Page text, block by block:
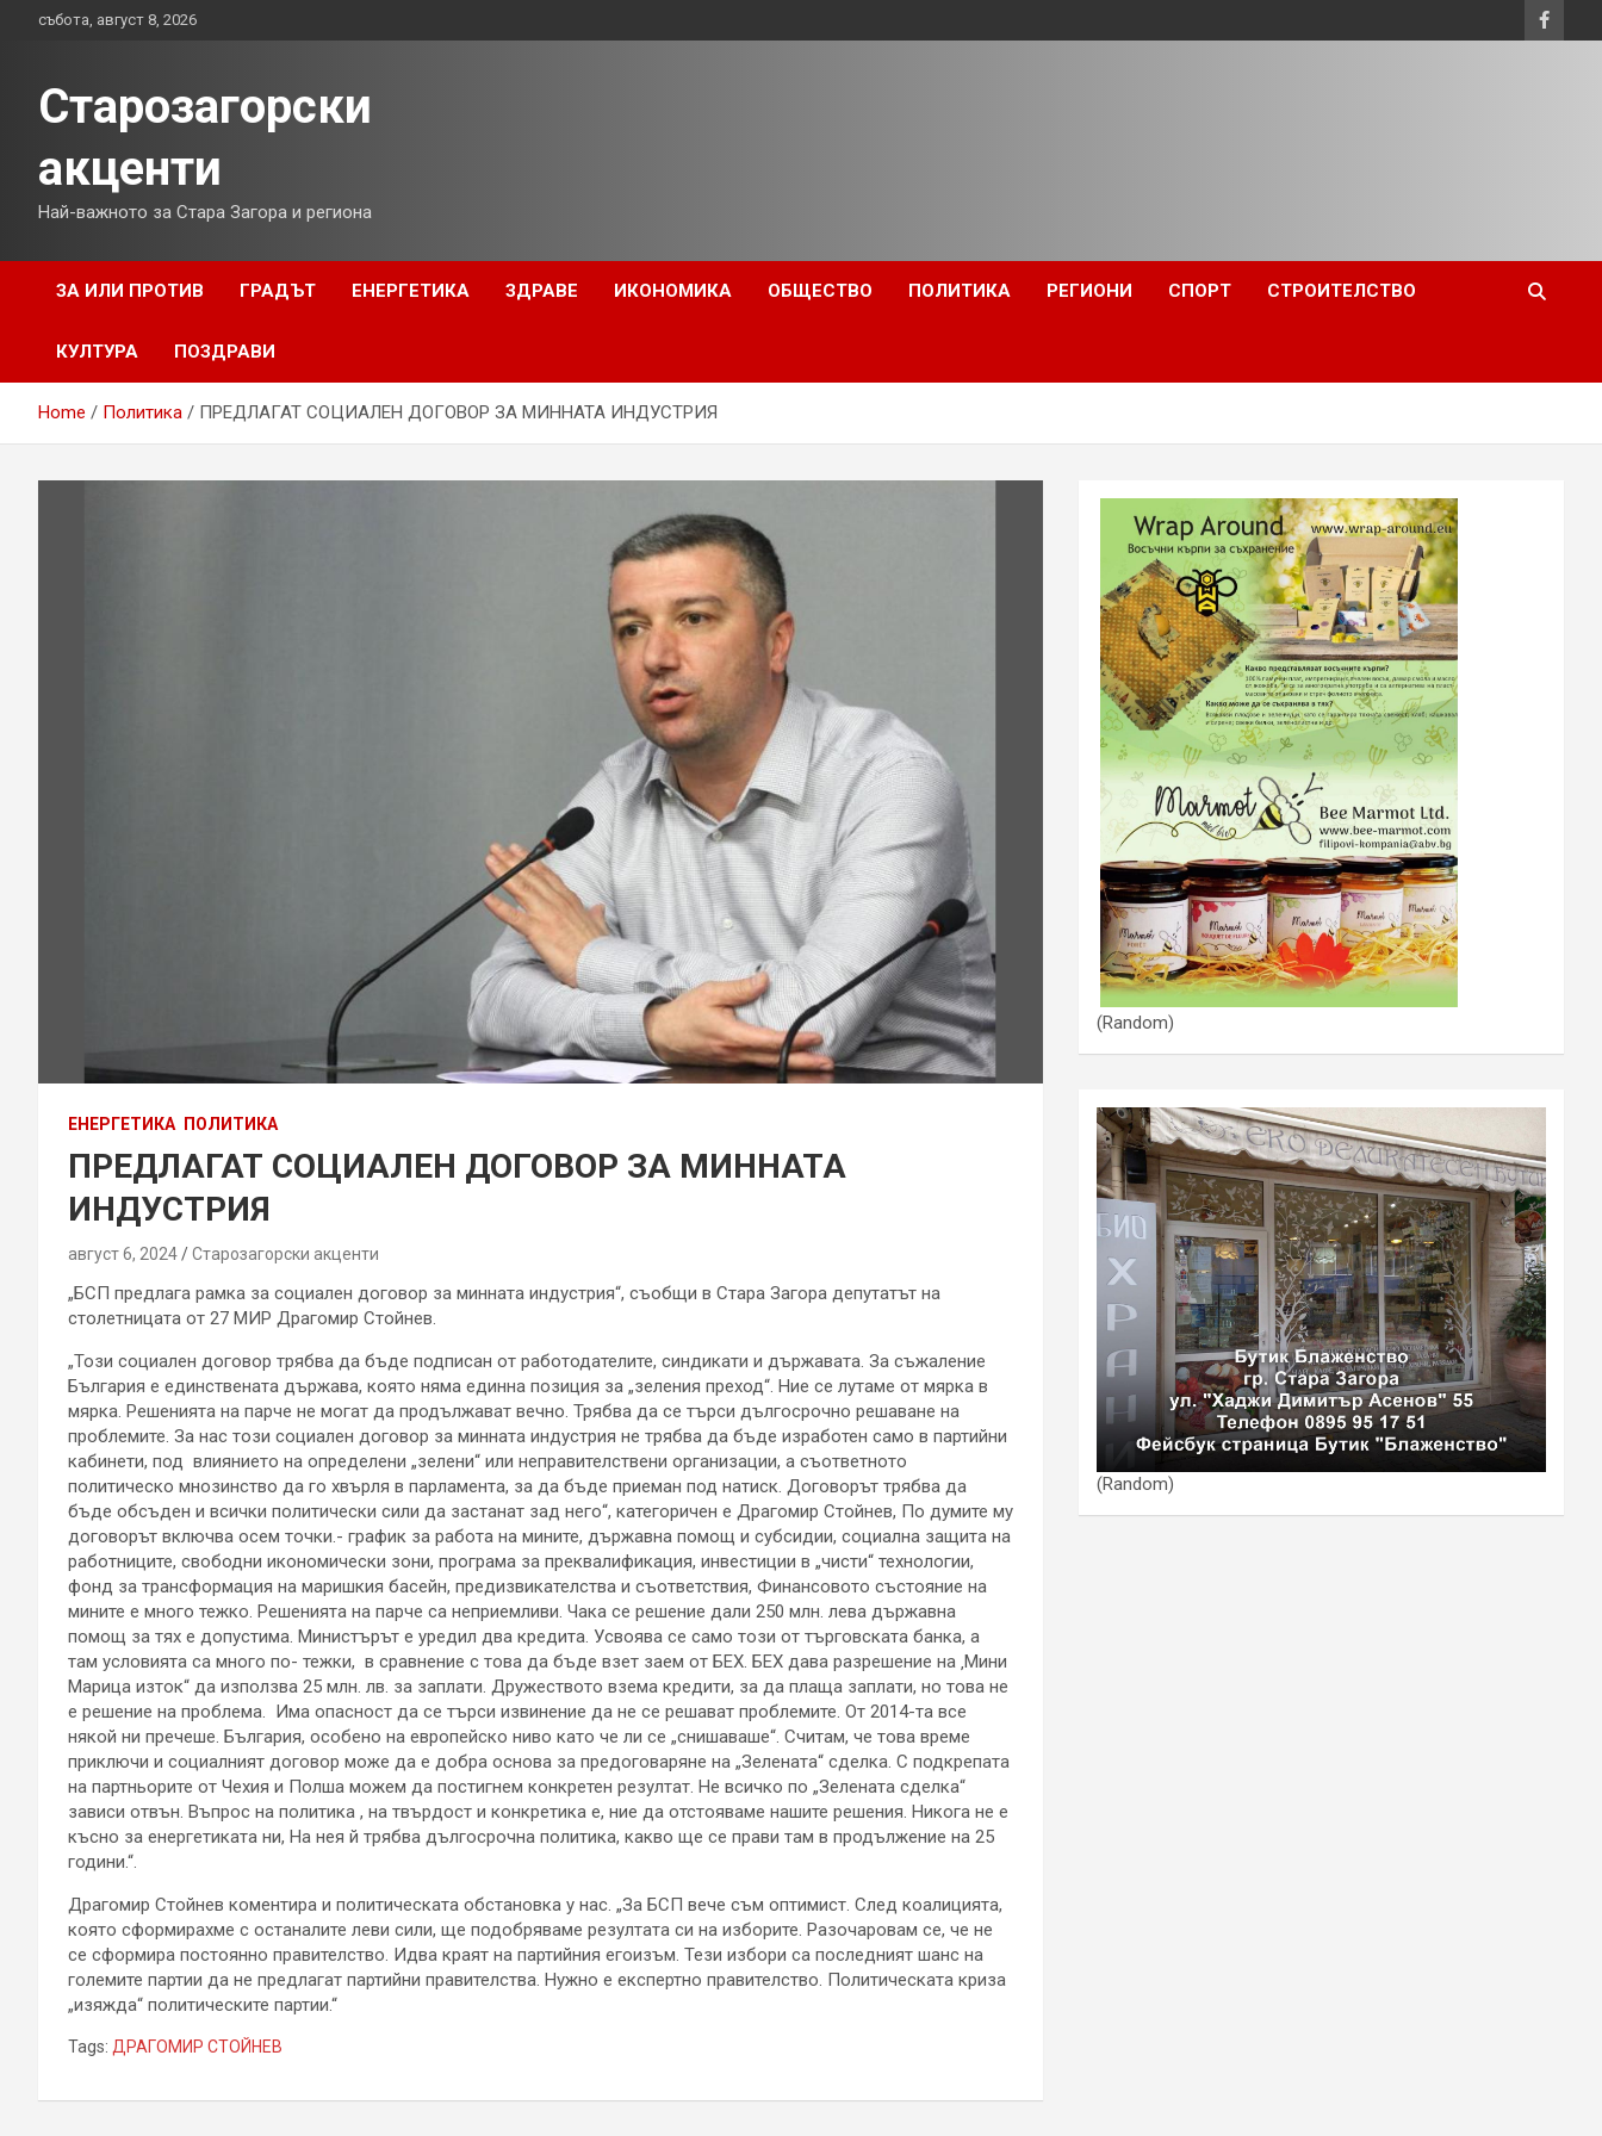
събота, август 8, 2026
Старозагорски
акценти
Най-важното за Стара Загора и региона
ЗА ИЛИ ПРОТИВ ГРАДЪТ ЕНЕРГЕТИКА ЗДРАВЕ ИКОНОМИКА ОБЩЕСТВО ПОЛИТИКА РЕГИОНИ СПОРТ СТРОИТЕЛСТВО
КУЛТУРА ПОЗДРАВИ
Home Политика ПРЕДЛАГАТ СОЦИАЛЕН ДОГОВОР ЗА МИННАТА ИНДУСТРИЯ
ЕНЕРГЕТИКА ПОЛИТИКА
ПРЕДЛАГАТ СОЦИАЛЕН ДОГОВОР ЗА МИННАТА
ИНДУСТРИЯ
август 6, 2024 Старозагорски акценти
„БСП предлага рамка за социален договор за минната индустрия“, съобщи в Стара Загора депутатът на
столетницата от 27 МИР Драгомир Стойнев.
„Този социален договор трябва да бъде подписан от работодателите, синдикати и държавата. За съжаление
България е единствената държава, която няма единна позиция за „зеления преход“. Ние се лутаме от мярка в
мярка. Решенията на парче не могат да продължават вечно. Трябва да се търси дългосрочно решаване на
проблемите. За нас този социален договор за минната индустрия не трябва да бъде изработен само в партийни
кабинети, под влиянието на определени „зелени“ или неправителствени организации, а съответното
политическо мнозинство да го хвърля в парламента, за да бъде приеман под натиск. Договорът трябва да
бъде обсъден и всички политически сили да застанат зад него“, категоричен е Драгомир Стойнев, По думите му
договорът включва осем точки.- график за работа на мините, държавна помощ и субсидии, социална защита на
работниците, свободни икономически зони, програма за преквалификация, инвестиции в „чисти“ технологии,
фонд за трансформация на маришкия басейн, предизвикателства и съответствия, Финансовото състояние на
мините е много тежко. Решенията на парче са неприемливи. Чака се решение дали 250 млн. лева държавна
помощ за тях е допустима. Министърът е уредил два кредита. Усвоява се само този от търговската банка, а
там условията са много по- тежки, в сравнение с това да бъде взет заем от БЕХ. БЕХ дава разрешение на ‚Мини
Марица изток“ да използва 25 млн. лв. за заплати. Дружеството взема кредити, за да плаща заплати, но това не
е решение на проблема. Има опасност да се търси извинение да не се решават проблемите. От 2014-та все
някой ни пречеше. България, особено на европейско ниво като че ли се „снишаваше“. Считам, че това време
приключи и социалният договор може да е добра основа за предоговаряне на „Зелената“ сделка. С подкрепата
на партньорите от Чехия и Полша можем да постигнем конкретен резултат. Не всичко по „Зелената сделка“
зависи отвън. Въпрос на политика , на твърдост и конкретика е, ние да отстояваме нашите решения. Никога не е
късно за енергетиката ни, На нея й трябва дългосрочна политика, какво ще се прави там в продължение на 25
години.“.
Драгомир Стойнев коментира и политическата обстановка у нас. „За БСП вече съм оптимист. След коалицията,
която сформирахме с останалите леви сили, ще подобряваме резултата си на изборите. Разочаровам се, че не
се сформира постоянно правителство. Идва краят на партийния егоизъм. Тези избори са последният шанс на
големите партии да не предлагат партийни правителства. Нужно е експертно правителство. Политическата криза
„изяжда“ политическите партии.“
Tags: ДРАГОМИР СТОЙНЕВ
(Random)
(Random)